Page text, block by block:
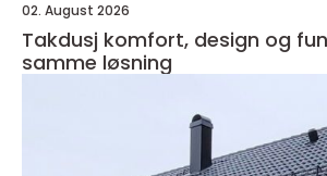
02. August 2026
Takdusj komfort, design og funksjon i
samme løsning